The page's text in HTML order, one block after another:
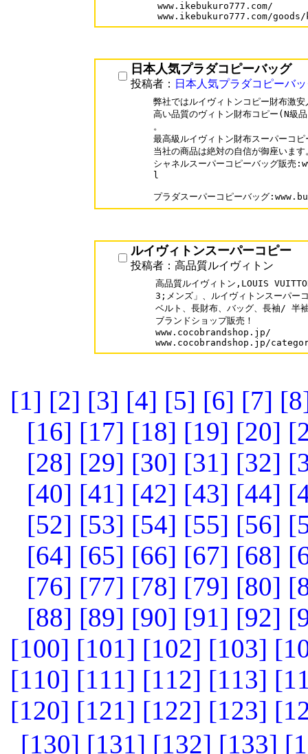
www.ikebukuro777.com/
www.ikebukuro777.com/
日本人気プラダコピーバッグ
投稿者： 日本人気プラダコピーバ
弊社ではルイヴィトンコピー財布激安
高い品質のヴィトン財布コピー(N級
。
最高級ルイヴィトン財布スーパーコ
当社の商品は絶対の自信が御座いま
シャネルスーパーコピーバッグ販
l
プラダスーパーコピーバッグ
ルイヴィトンスーパーコピー
投稿者：高品質ルイヴィトン
高品質ルイヴィトン,LOUIS
3;メンズ」、ルイヴィトンスーパー
ベルト、長財布、バッグ、長袖/ 半
ブランドショップ販売！
www.cocobrandshop.jp/
www.cocobrandshop.jp/
[1] [2] [3] [4] [5] [6] [7]
[16] [17] [18] [19] [20]
[28] [29] [30] [31] [32]
[40] [41] [42] [43] [44]
[52] [53] [54] [55] [56]
[64] [65] [66] [67] [68]
[76] [77] [78] [79] [80]
[88] [89] [90] [91] [92]
[100] [101] [102] [103]
[110] [111] [112] [113]
[120] [121] [122] [123]
[130] [131] [132] [133]